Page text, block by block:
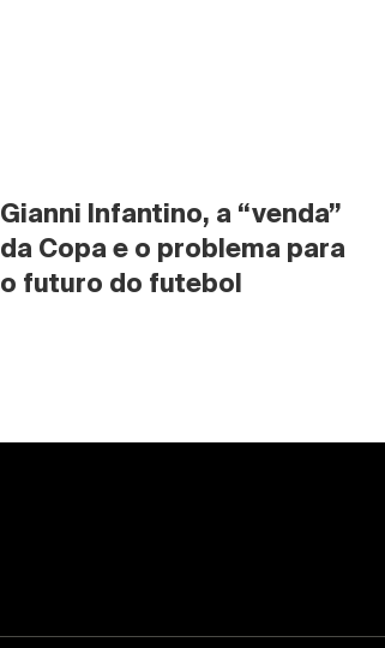
Gianni Infantino, a “venda”
da Copa e o problema para
o futuro do futebol